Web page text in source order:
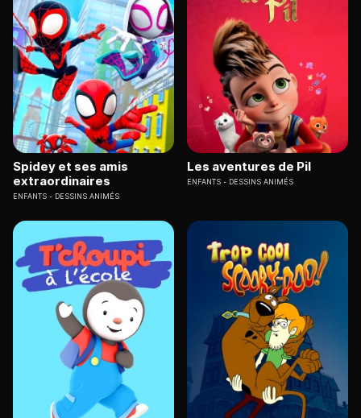
Spidey et ses amis
extraordinaires
ENFANTS DESSINS ANIMÉS
Les aventures de Pil
ENFANTS DESSINS ANIMÉS